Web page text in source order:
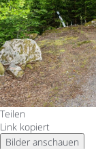
Teilen
Link kopiert
Bilder anschauen